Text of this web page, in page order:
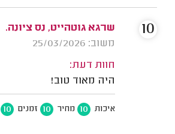
שרגא גוטהייט, נס ציונה.
משוב: 25/03/2026
חוות דעת:
היה מאוד טוב!
איכות 10 מחיר 10 זמנים 10
10